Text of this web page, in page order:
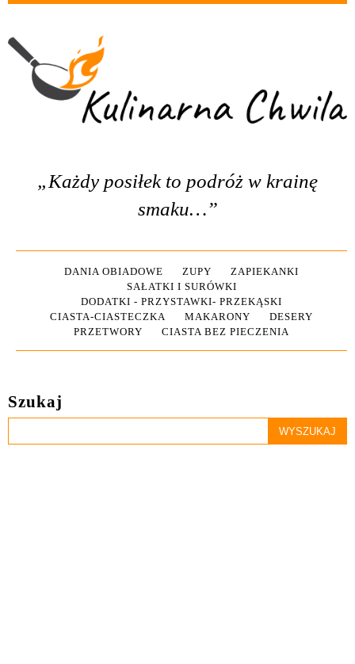
„Każdy posiłek to podróż w krainę
smaku…”
DANIA OBIADOWE ZUPY
ZAPIEKANKI
SAŁATKI I SURÓWKI
DODATKI - PRZYSTAWKI- PRZEKĄSKI
CIASTA-CIASTECZKA
MAKARONY
DESERY
PRZETWORY
CIASTA BEZ PIECZENIA
Szukaj